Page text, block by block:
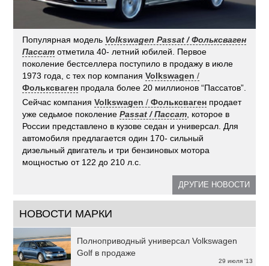
Популярная модель Volkswagen Passat / Фольксваген
Пассат отметила 40- летний юбилей. Первое
поколение бестселлера поступило в продажу в июле
1973 года, с тех пор компанияVolkswagen /
Фольксваген продала более 20 миллионов “Пассатов”.
Сейчас компанияVolkswagen /Фольксваген продает
уже седьмое поколениеPassat / Пассат , которое в
России представлено в кузове седан и универсал. Для
автомобиля предлагается один 170- сильный
дизельный двигатель и три бензиновых мотора
мощностью от 122 до 210 л.с.
ДРУГИЕ НОВОСТИ
НОВОСТИ МАРКИ
29 июля '13
Полноприводный универсал Volkswagen
Golf в продаже